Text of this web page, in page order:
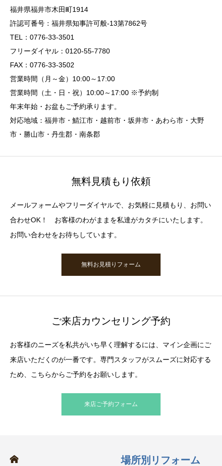
福井県福井市木田町1914
許認可番号：福井県知事許可般-13第7862号
TEL：0776-33-3501
フリーダイヤル：0120-55-7780
FAX：0776-33-3502
営業時間（月～金）10:00～17:00
営業時間（土・日・祝）10:00～17:00 ※予約制
年末年始・お盆もご予約承ります。
対応地域：福井市・鯖江市・越前市・坂井市・あわら市・大野
市・勝山市・丹生郡・南条郡
無料見積もり依頼
メールフォームやフリーダイヤルで、お気軽に見積もり、お問い
合わせOK！ お客様のわがままを私達がカタチにいたします。
お問い合わせをお待ちしています。
無料お見積りフォーム
ご来店カウンセリング予約
お客様のニーズを私共がいち早く理解するには、マイン企画にご
来店いただくのが一番です。専門スタッフがスムーズに対応する
ため、こちらからご予約をお願いします。
来店ご予約フォーム
場所別リフォーム